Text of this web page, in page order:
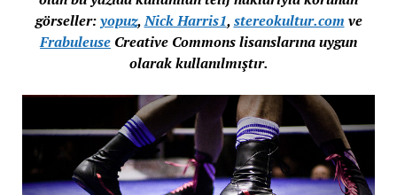
görseller:yopuz,Nick Harris1,stereokultur.com ve
Frabuleuse Creative Commons lisanslarına uygun
olarak kullanılmıştır.